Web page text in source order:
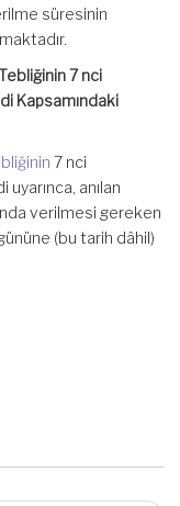
süresinin
7 nci
Kapsamındaki
7 nci
uyarınca, anılan
verilmesi gereken
(bu tarih dâhil)